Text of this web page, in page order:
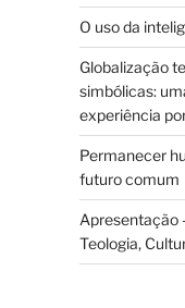
O uso da
Globalização
simbólicas:
experiência
Permanecer
futuro comum
Apresentação
Teologia,